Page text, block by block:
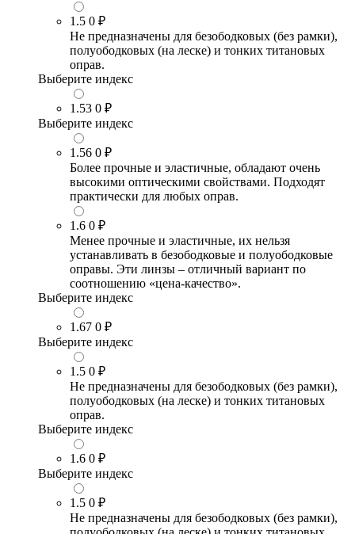
1.5 0 ₽
Не предназначены для безободковых (без рамки),
полуободковых (на леске) и тонких титановых
оправ.
Выберите индекс
1.53 0 ₽
Выберите индекс
1.56 0 ₽
Более прочные и эластичные, обладают очень
высокими оптическими свойствами. Подходят
практически для любых оправ.
1.6 0 ₽
Менее прочные и эластичные, их нельзя
устанавливать в безободковые и полуободковые
оправы. Эти линзы – отличный вариант по
соотношению «цена-качество».
Выберите индекс
1.67 0 ₽
Выберите индекс
1.5 0 ₽
Не предназначены для безободковых (без рамки),
полуободковых (на леске) и тонких титановых
оправ.
Выберите индекс
1.6 0 ₽
Выберите индекс
1.5 0 ₽
Не предназначены для безободковых (без рамки),